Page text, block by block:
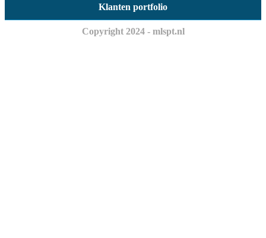
Klanten portfolio
Copyright 2024 - mlspt.nl